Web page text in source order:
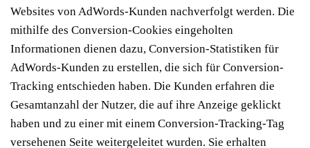
Websites von AdWords-Kunden nachverfolgt werden. Die
mithilfe des Conversion-Cookies eingeholten
Informationen dienen dazu, Conversion-Statistiken für
AdWords-Kunden zu erstellen, die sich für Conversion-
Tracking entschieden haben. Die Kunden erfahren die
Gesamtanzahl der Nutzer, die auf ihre Anzeige geklickt
haben und zu einer mit einem Conversion-Tracking-Tag
versehenen Seite weitergeleitet wurden. Sie erhalten